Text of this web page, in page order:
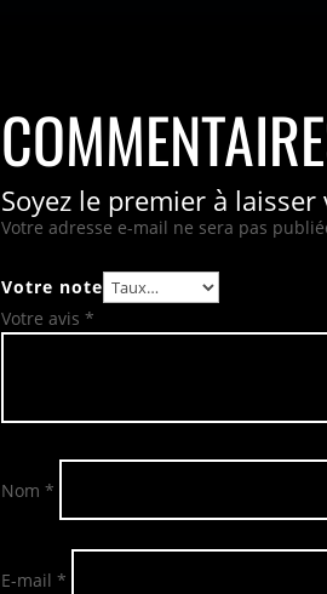
Soyez le premier à
Votre adresse e-mail ne sera pas
Votre note
Votre avis *
Nom *
E-mail *